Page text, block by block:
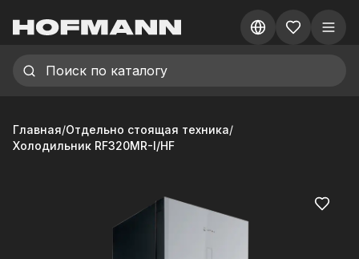
Главная/Отдельно стоящая техника/
Холодильник RF320MR-I/HF